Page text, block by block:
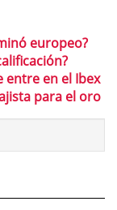
europeo?
entre en el Ibex
para el oro